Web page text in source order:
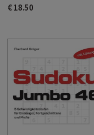
€ 18.50